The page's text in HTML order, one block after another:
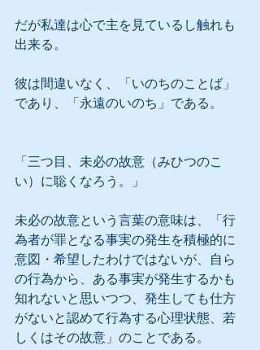
だが私達は心で主を見ているし触れも
出来る。
彼は間違いなく、「いのちのことば」
であり、「永遠のいのち」である。
「三つ目、未必の故意（みひつのこ
い）に聡くなろう。」
未必の故意という言葉の意味は、「行
為者が罪となる事実の発生を積極的に
意図・希望したわけではないが、自ら
の行為から、ある事実が発生するかも
知れないと思いつつ、発生しても仕方
がないと認めて行為する心理状態、若
しくはその故意」のことである。